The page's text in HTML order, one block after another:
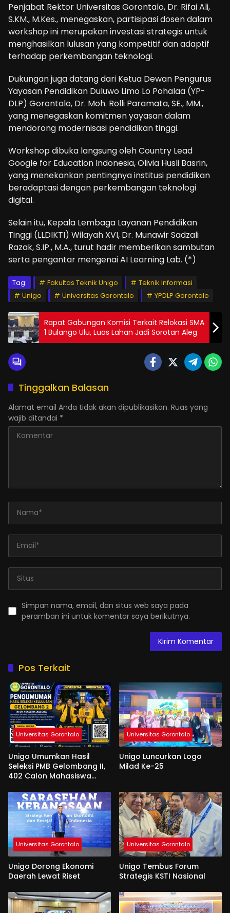
Penjabat Rektor Universitas Gorontalo, Dr. Rifai Ali,
S.KM., M.Kes., menegaskan, partisipasi dosen dalam
workshop ini merupakan investasi strategis untuk
menghasilkan lulusan yang kompetitif dan adaptif
terhadap perkembangan teknologi.
Dukungan juga datang dari Ketua Dewan Pengurus
Yayasan Pendidikan Duluwo Limo Lo Pohalaa (YP-
DLP) Gorontalo, Dr. Moh. Rolli Paramata, SE., MM.,
yang menegaskan komitmen yayasan dalam
mendorong modernisasi pendidikan tinggi.
Workshop dibuka langsung oleh Country Lead
Google for Education Indonesia, Olivia Husli Basrin,
yang menekankan pentingnya institusi pendidikan
beradaptasi dengan perkembangan teknologi
digital.
Selain itu, Kepala Lembaga Layanan Pendidikan
Tinggi (LLDIKTI) Wilayah XVI, Dr. Munawir Sadzali
Razak, S.IP., M.A., turut hadir memberikan sambutan
serta pengantar mengenai AI Learning Lab. (*)
Tag: Fakultas Teknik Unigo
Teknik Informasi
Unigo
Universitas Gorontalo YPDLP Gorontalo
Rapat Gabungan Komisi Terkait Relokasi SMA
1 Bulango Ulu, Luas Lahan Jadi Sorotan Aleg
Tinggalkan Balasan
Alamat email Anda tidak akan dipublikasikan. Ruas yang
wajib ditandai *
Simpan nama, email, dan situs web saya pada
peramban ini untuk komentar saya berikutnya.
Pos Terkait
Universitas Gorontalo
Unigo Umumkan Hasil
Seleksi PMB Gelombang II,
402 Calon Mahasiswa
Universitas Gorontalo
Unigo Luncurkan Logo
Milad Ke-25
Universitas Gorontalo
Unigo Dorong Ekonomi
Daerah Lewat Riset
Universitas Gorontalo
Unigo Tembus Forum
Strategis KSTI Nasional